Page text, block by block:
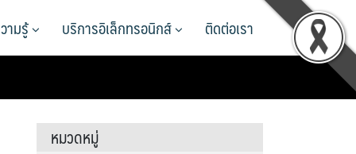
ามรู้ บริการอิเล็กทรอนิกส์ ติดต่อเรา
หมวดหมู่